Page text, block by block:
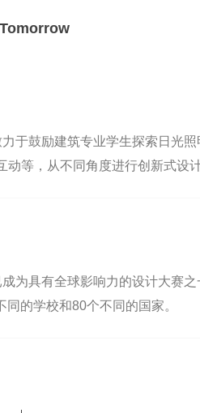
于鼓励建筑专业学生探索日光
等，从不同角度进行创新式设计
为具有全球影响力的设计大赛
的学校和80个不同的国家。